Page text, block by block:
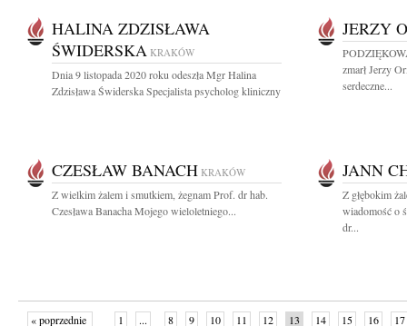
HALINA ZDZISŁAWA
ŚWIDERSKA KRAKÓW
Dnia 9 listopada 2020 roku odeszła Mgr Halina
Zdzisława Świderska Specjalista psycholog kliniczny
JERZY
zmarł Jerzy
serdeczne...
CZESŁAW BANACH KRAKÓW
Z wielkim żalem i smutkiem, żegnam Prof. dr hab.
Czesława Banacha Mojego wieloletniego...
JANN
Z głębokim
wiadomość o
dr...
« poprzednie 1 ... 8 9 10 11 12 13 14 15 16 17